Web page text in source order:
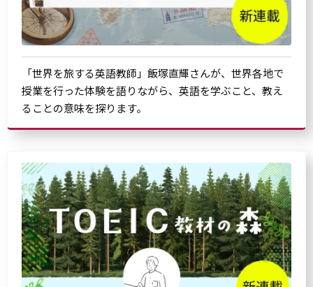
「世界を旅する英語教師」飯塚直輝さんが、世界各地で
授業を行った体験を語りながら、英語を学ぶこと、教え
ることの意味を探ります。